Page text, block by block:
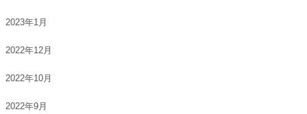
2023年1月
2022年12月
2022年10月
2022年9月